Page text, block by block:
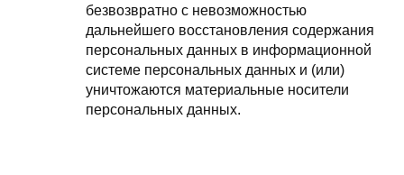
безвозвратно с невозможностью
дальнейшего восстановления содержания
персональных данных в информационной
системе персональных данных и (или)
уничтожаются материальные носители
персональных данных.